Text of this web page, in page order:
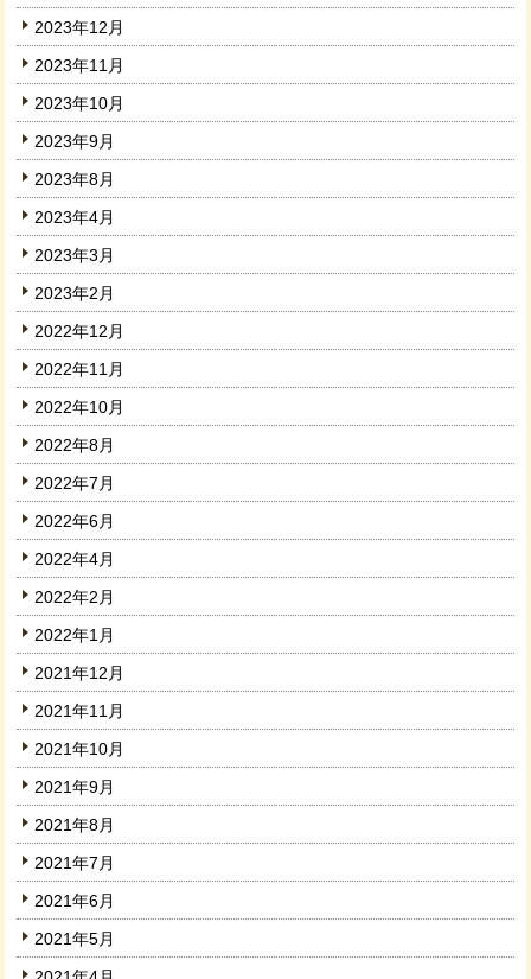
2023年12月
2023年11月
2023年10月
2023年9月
2023年8月
2023年4月
2023年3月
2023年2月
2022年12月
2022年11月
2022年10月
2022年8月
2022年7月
2022年6月
2022年4月
2022年2月
2022年1月
2021年12月
2021年11月
2021年10月
2021年9月
2021年8月
2021年7月
2021年6月
2021年5月